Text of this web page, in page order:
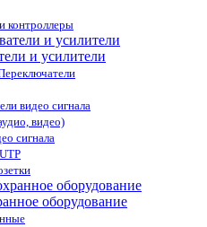
контроллеры
и усилители
видео сигнала
видео)
сигнала
оборудование